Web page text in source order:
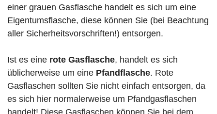
einer grauen Gasflasche handelt es sich um eine
Eigentumsflasche, diese können Sie (bei Beachtung
aller Sicherheitsvorschriften!) entsorgen.
Ist es eine rote Gasflasche, handelt es sich
üblicherweise um eine Pfandflasche. Rote
Gasflaschen sollten Sie nicht einfach entsorgen, da
es sich hier normalerweise um Pfandgasflaschen